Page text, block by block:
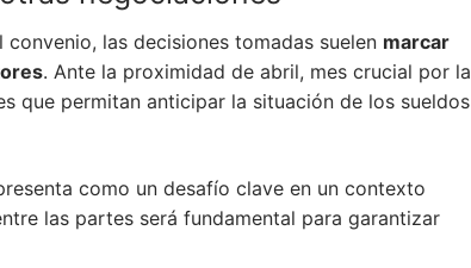
las decisiones tomadas suelen marcar
. Ante la proximidad de abril, mes crucial por la
que permitan anticipar la situación de los sueldos
como un desafío clave en un contexto
las partes será fundamental para garantizar